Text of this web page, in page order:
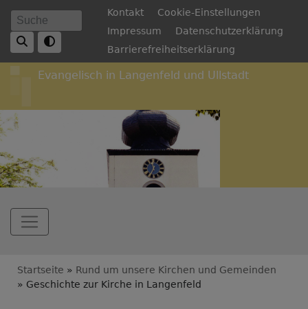
Direkt
zum
Inhalt
Suche Fußbereichsmenü
Kontakt
Cookie-Einstellungen
Impressum
Datenschutzerklärung
Barrierefreiheitserklärung
Evangelisch in Langenfeld und Ullstadt
Hauptnavigation
Breadcrumb
Startseite
Rund um unsere Kirchen und Gemeinden
Geschichte zur Kirche in Langenfeld